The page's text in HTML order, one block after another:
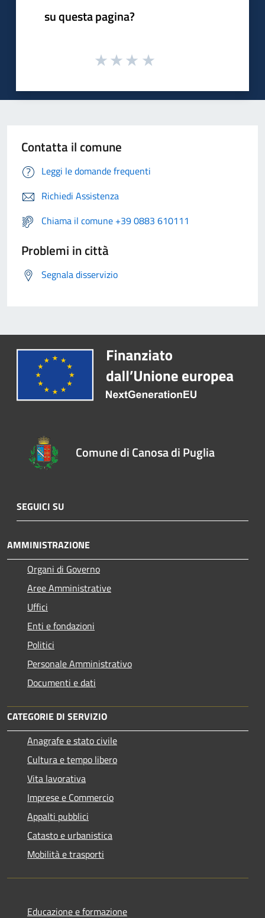
su questa pagina?
Contatta il comune
Leggi le domande frequenti
Richiedi Assistenza
Chiama il comune +39 0883 610111
Problemi in città
Segnala disservizio
Comune di Canosa di Puglia
SEGUICI SU
AMMINISTRAZIONE
Organi di Governo
Aree Amministrative
Uffici
Enti e fondazioni
Politici
Personale Amministrativo
Documenti e dati
CATEGORIE DI SERVIZIO
Anagrafe e stato civile
Cultura e tempo libero
Vita lavorativa
Imprese e Commercio
Appalti pubblici
Catasto e urbanistica
Mobilità e trasporti
Educazione e formazione